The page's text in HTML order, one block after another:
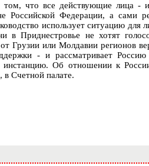
том, что все действующие лица
Российской Федерации, а сами
использует ситуацию для
Приднестровье не хотят
Грузии или Молдавии регионов
- и рассматривает
Об отношении к
в Счетной палате.